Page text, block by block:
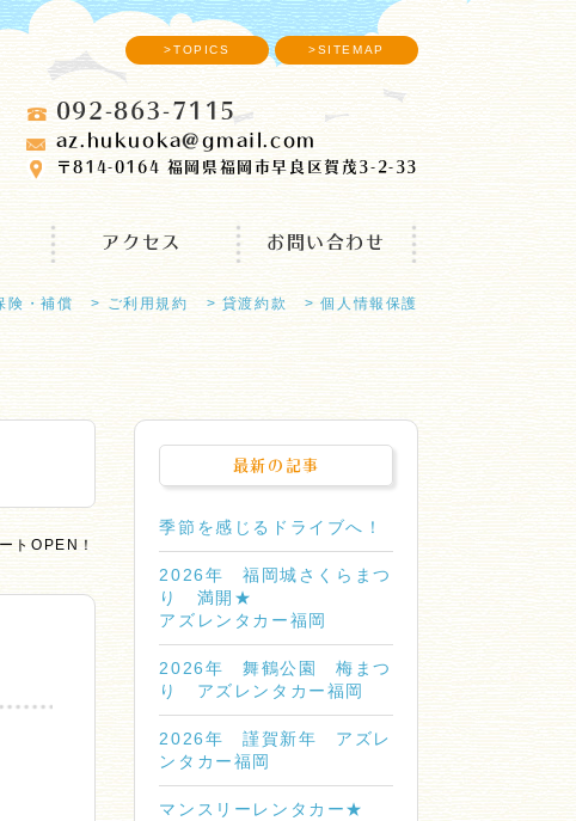
>TOPICS >SITEMAP
092-863-7115
az.hukuoka gmail.com
〒814-0164 福岡県福岡市早良区賀茂3-2-33
アクセス お問い合わせ
険・補償 > ご利用規約 > 貸渡約款 > 個人情報保護
トOPEN！
最新の記事
季節を感じるドライブへ！
2026年 福岡城さくらまつ
り 満開★
アズレンタカー福岡
2026年 舞鶴公園 梅まつ
り アズレンタカー福岡
2026年 謹賀新年 アズレ
ンタカー福岡
マンスリーレンタカー★